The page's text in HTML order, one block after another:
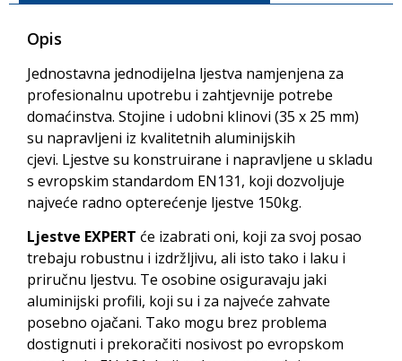
Opis
Jednostavna jednodijelna ljestva namjenjena za
profesionalnu upotrebu i zahtjevnije potrebe
domaćinstva. Stojine i udobni klinovi (35 x 25 mm)
su napravljeni iz kvalitetnih aluminijskih
cjevi. Ljestve su konstruirane i napravljene u skladu
s evropskim standardom EN131, koji dozvoljuje
najveće radno opterećenje ljestve 150kg.
Ljestve EXPERT će izabrati oni, koji za svoj posao
trebaju robustnu i izdržljivu, ali isto tako i laku i
priručnu ljestvu. Te osobine osiguravaju jaki
aluminijski profili, koji su i za najveće zahvate
posebno ojačani. Tako mogu brez problema
dostignuti i prekoračiti nosivost po evropskom